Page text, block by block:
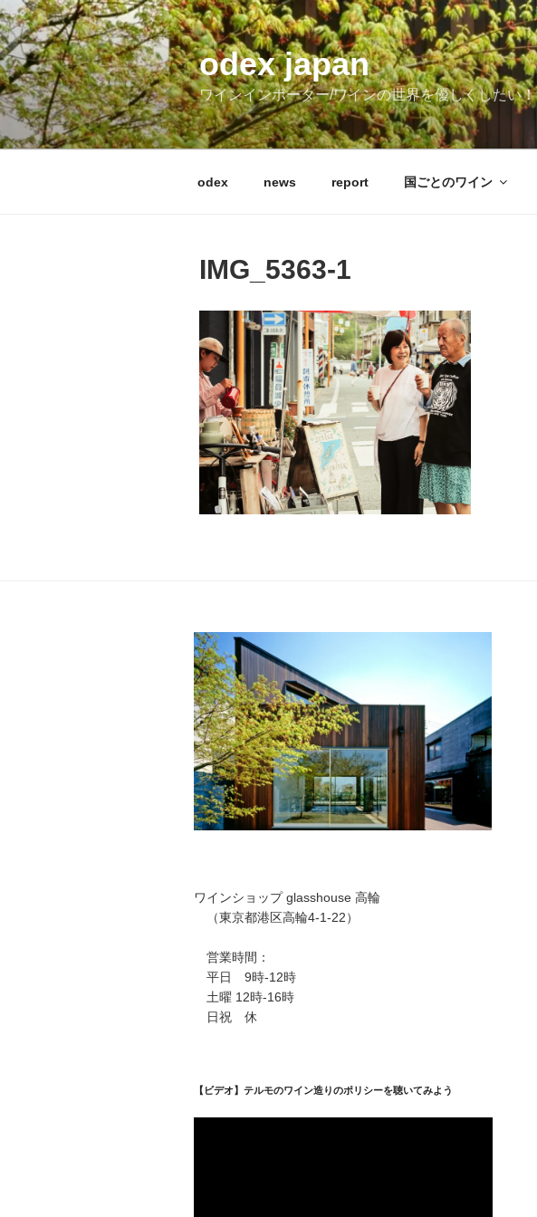
コ
ン
テ
ン
ツ
へ
ス
odex japan
ワインインポーター/ワインの世界を優しくしたい！
odex news report 国ごとのワイン
IMG_5363-1
ワインショップ glasshouse 高輪
（東京都港区高輪4-1-22）
営業時間：
平日 9時-12時
土曜 12時-16時
日祝 休
【ビデオ】テルモのワイン造りのポリシーを聴いてみよう